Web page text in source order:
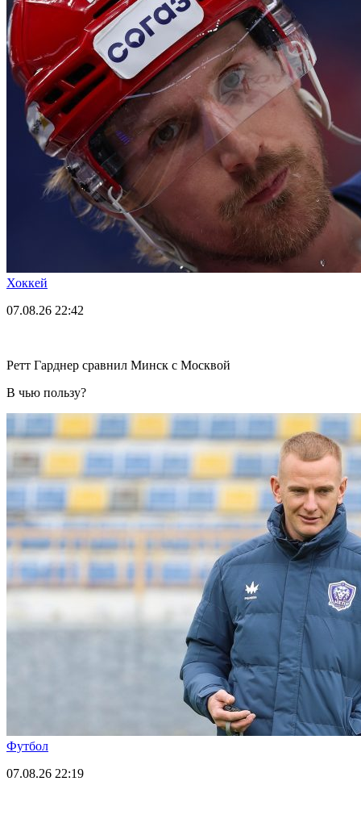
Хоккей
07.08.26 22:42
Ретт Гарднер сравнил Минск с Москвой
В чью пользу?
Футбол
07.08.26 22:19